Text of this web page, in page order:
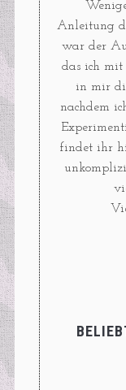
Anleitung
war der
das ich mit
in mir
nachdem
findet ihr